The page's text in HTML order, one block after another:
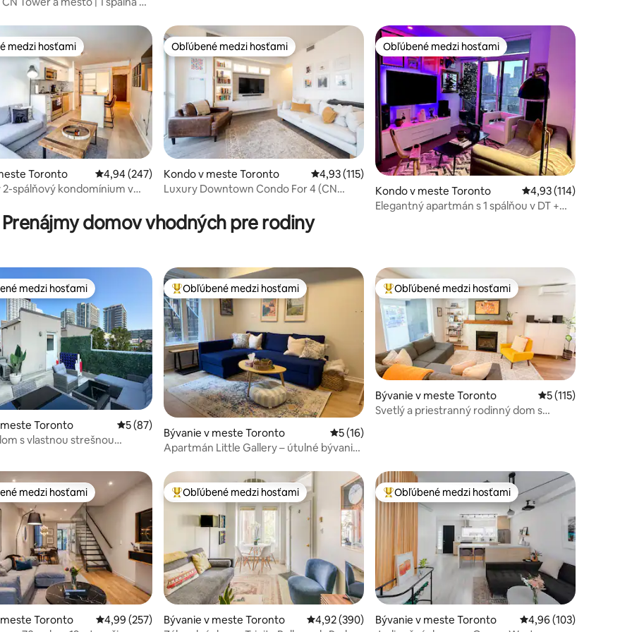
z 5, počet hodnotení: 187
medzi hosťami
medzi hosťami
Toronto Priemerné ohodnotenie 4,94 z 5, počet hodnotení: 247
4,94 (247)
2-spálňový kondomínium v
Obľúbené medzi hosťami
Obľúbené medzi hosťami
Kondo v meste Toronto Priemerné ohodnotenie 4,93 z 5, počet hodnotení: 115
4,93 (115)
Luxury Downtown Condo For 4 (CN
Obľúbené medzi hosťami
Obľúbené medzi hosťami
Kondo v meste Toronto Priemerné
4,93 (114)
Elegantný apartmán s 1 spálňou v DT +
Prenájmy domov vhodných pre rodiny
4,91 z 5, počet hodnotení: 75
medzi hosťami
medzi hosťami
Toronto Priemerné ohodnotenie 5 z 5, počet hodnotení: 87
5 (87)
s vlastnou strešnou
Najobľúbenejšie medzi hosťami
Obľúbené medzi hosťami
Bývanie v meste Toronto Priemerné ohodnotenie 5 z 5, počet hodnotení: 16
5 (16)
Apartmán Little Gallery – útulné bývanie
Najobľúbenejšie medzi hosťami
Obľúbené medzi hosťami
Bývanie v meste Toronto Priemerné
5 (115)
Svetlý a priestranný rodinný dom s
medzi hosťami
medzi hosťami
Toronto Priemerné ohodnotenie 4,99 z 5, počet hodnotení: 257
4,99 (257)
Najobľúbenejšie medzi hosťami
Obľúbené medzi hosťami
Bývanie v meste Toronto Priemerné ohodnotenie 4,92 z 5, počet hodnotení: 390
4,92 (390)
Najobľúbenejšie medzi hosťami
Obľúbené medzi hosťami
Bývanie v meste Toronto Priemerné
4,96 (103)